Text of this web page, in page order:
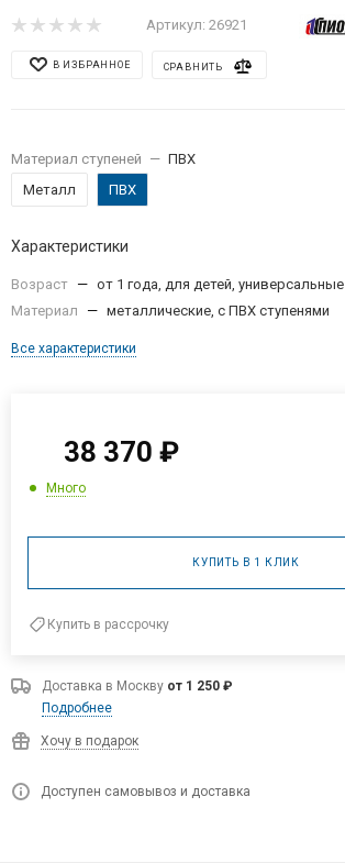
Артикул: 26921
В ИЗБРАННОЕ СРАВНИТЬ
Материал ступеней — ПВХ
Металл
ПВХ
Характеристики
Возраст — от 1 года, для детей, универсальные
Материал
— металлические, с ПВХ ступенями
Все характеристики
38 370 ₽
Много
КУПИТЬ В 1 КЛИК
Купить в рассрочку
Доставка в Москву от 1 250 ₽
Подробнее
Хочу в подарок
Доступен самовывоз и доставка